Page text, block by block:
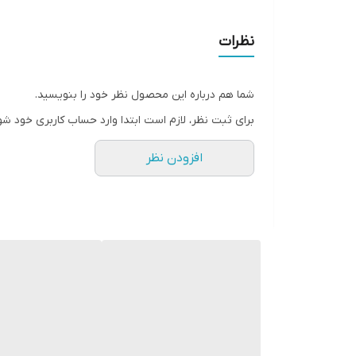
نظرات
شما هم درباره این محصول نظر خود را بنویسید.
برای ثبت نظر، لازم است ابتدا وارد حساب کاربری خود
افزودن نظر